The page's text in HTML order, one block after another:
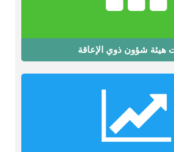
هيئة شؤون ذوي الإعاقة